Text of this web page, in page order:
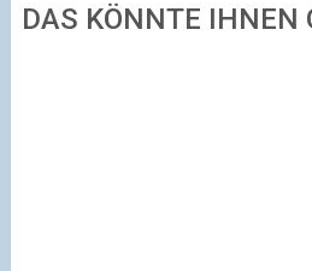
DAS KÖNNTE IHNEN